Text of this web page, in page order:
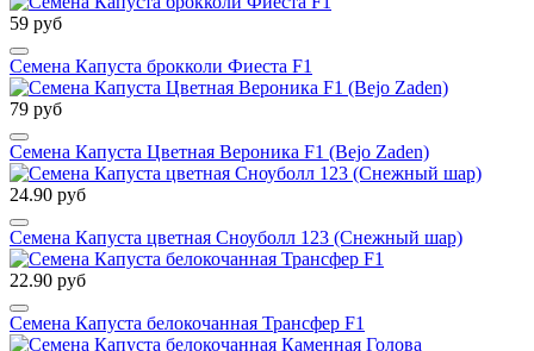
59 руб
Семена Капуста брокколи Фиеста F1
79 руб
Семена Капуста Цветная Вероника F1 (Bejo Zaden)
24.90 руб
Семена Капуста цветная Сноуболл 123 (Снежный шар)
22.90 руб
Семена Капуста белокочанная Трансфер F1